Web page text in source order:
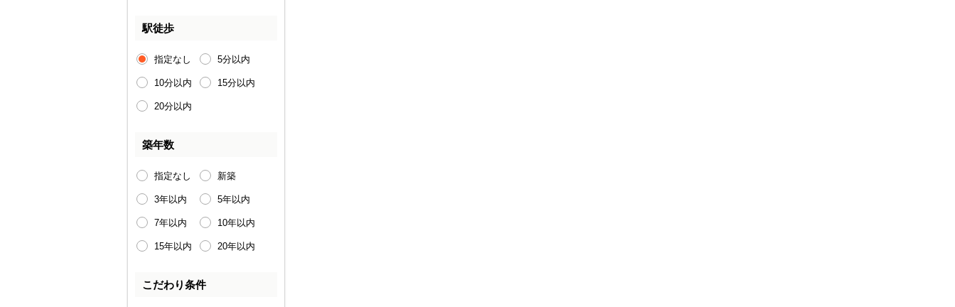
駅徒歩
指定なし 5分以内
10分以内 15分以内
20分以内
築年数
指定なし 新築
3年以内 5年以内
7年以内 10年以内
15年以内 20年以内
こだわり条件